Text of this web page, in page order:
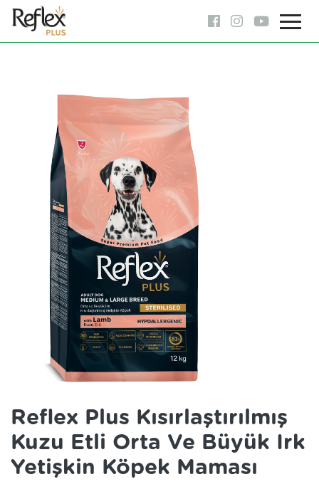
Reflex Plus Kısırlaştırılmış
Kuzu Etli Orta Ve Büyük Irk
Yetişkin Köpek Maması